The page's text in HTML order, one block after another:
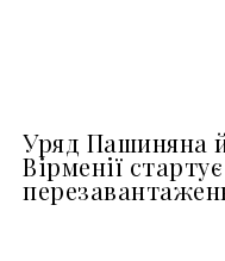
Уряд Пашиняна
Вірменії